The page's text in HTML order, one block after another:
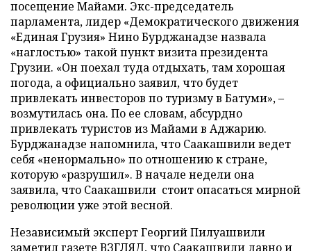
посещение Майами. Экс-председатель
парламента, лидер «Демократического движения
«Единая Грузия» Нино Бурджанадзе назвала
«наглостью» такой пункт визита президента
Грузии. «Он поехал туда отдыхать, там хорошая
погода, а официально заявил, что будет
привлекать инвесторов по туризму в Батуми», –
возмутилась она. По ее словам, абсурдно
привлекать туристов из Майами в Аджарию.
Бурджанадзе напомнила, что Саакашвили ведет
себя «ненормально» по отношению к стране,
которую «разрушил». В начале недели она
заявила, что Саакашвили стоит опасаться мирной
революции уже этой весной.
Независимый эксперт Георгий Пилуашвили
заметил газете ВЗГЛЯД, что Саакашвили давно и